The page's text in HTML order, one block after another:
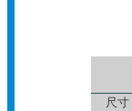
尺寸